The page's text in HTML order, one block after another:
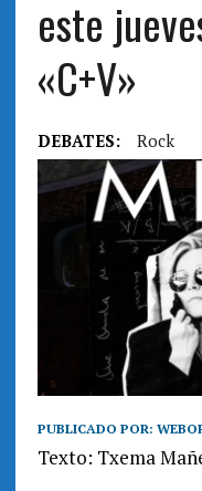
este
«C+V»
DEBATES: Rock
PUBLICADO POR:
Texto: Txema